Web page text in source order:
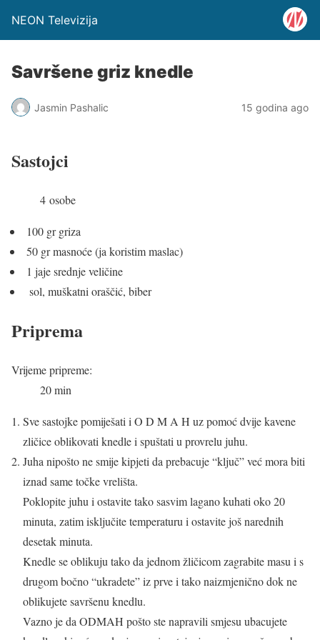
NEON Televizija
Savršene griz knedle
Jasmin Pashalic 15 godina ago
Sastojci
4 osobe
100 gr griza
50 gr masnoće (ja koristim maslac)
1 jaje srednje veličine
sol, muškatni oraščić, biber
Priprema
Vrijeme pripreme:
20 min
Sve sastojke pomiješati i O D M A H uz pomoć dvije kavene
zličice oblikovati knedle i spuštati u provrelu juhu.
Juha nipošto ne smije kipjeti da prebacuje “ključ” već mora biti
iznad same točke vrelišta.
Poklopite juhu i ostavite tako sasvim lagano kuhati oko 20
minuta, zatim isključite temperaturu i ostavite još narednih
desetak minuta.
Knedle se oblikuju tako da jednom žličicom zagrabite masu i s
drugom bočno “ukradete” iz prve i tako naizmjenično dok ne
oblikujete savršenu knedlu.
Vazno je da ODMAH pošto ste napravili smjesu ubacujete